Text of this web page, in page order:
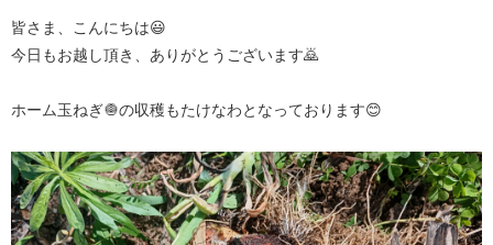
皆さま、こんにちは😃
今日もお越し頂き、ありがとうございます🙇
ホーム玉ねぎ🧅の収穫もたけなわとなっております😊